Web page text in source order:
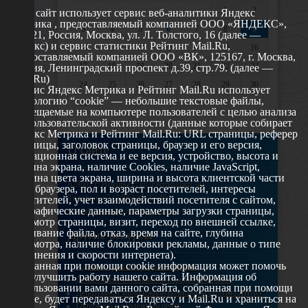
1
2
3
4 5 6 7 8
9
10
11 12 13 14 15
16
17
18 19 20 21 22
23
24
25 26 27 28 29
30
31
О сайте
629802 г. Ноябрьск, ул. Республики, 49
Телефон: +7 (3496) 35-37-49
E-mail: udsm@noyabrsk.yanao.ru
Другие ресурсы
Администрация города Ноябрьска
Департамент образования города Ноябрьска
Департамент молодежной политики и туризма ЯНАО
Окружной молодежный центр
Этот сайт использует сервис веб-аналитики Яндекс
Метрика , предоставляемый компанией ООО «ЯНДЕКС»,
119021, Россия, Москва, ул. Л. Толстого, 16 (далее —
Яндекс) и сервис статистики Рейтинг Mail.Ru,
предоставляемый компанией ООО «ВК», 125167, г. Москва,
Россия, Ленинградский проспект д.39, стр.79. (далее —
Mail.Ru)
Сервис Яндекс Метрика и Рейтинг Mail.Ru использует
технологию “cookie” — небольшие текстовые файлы,
размещаемые на компьютере пользователей с целью анализа
их пользовательской активности (данные которые собирает
Яндекс Метрика и Рейтинг Mail.Ru: URL страницы, реферер
страницы, заголовок страницы, браузер и его версия,
операционная система и ее версия, устройство, высота и
ширина экрана, наличие Cookies, наличие JavaScript,
глубина цвета экрана, ширина и высота клиентской части
окна браузера, пол и возраст посетителей, интересы
посетителей, учет взаимодействий посетителя с сайтом,
географические данные, параметры загрузки страницы,
просмотр страницы, визит, переход по внешней ссылке,
cкачивание файла, отказ, время на сайте, глубина
просмотра, наличие блокировки рекламы, данные о типе
соединения и скорости интернета).
Собранная при помощи cookie информация может помочь
нам улучшить работу нашего сайта. Информация об
использовании вами данного сайта, собранная при помощи
cookie, будет передаваться Яндексу и Mail.Ru и храниться на